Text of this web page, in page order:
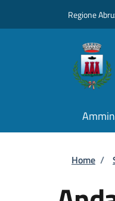
Regione
Home /